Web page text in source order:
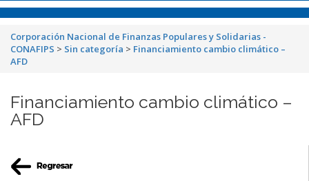
Corporación Nacional de Finanzas Populares y Solidarias -
CONAFIPS > Sin categoría > Financiamiento cambio climático –
AFD
Financiamiento cambio climático –
AFD